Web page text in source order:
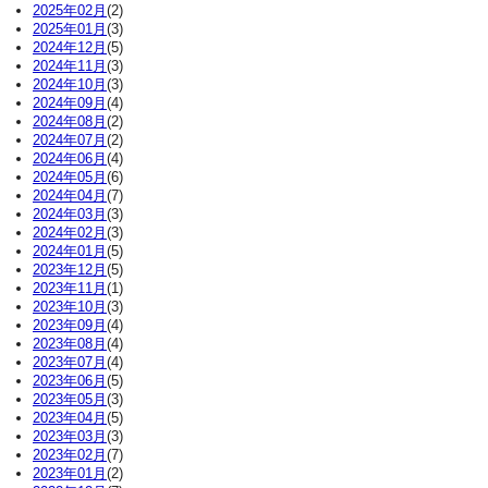
2025年02月 (2)
2025年01月 (3)
2024年12月 (5)
2024年11月 (3)
2024年10月 (3)
2024年09月 (4)
2024年08月 (2)
2024年07月 (2)
2024年06月 (4)
2024年05月 (6)
2024年04月 (7)
2024年03月 (3)
2024年02月 (3)
2024年01月 (5)
2023年12月 (5)
2023年11月 (1)
2023年10月 (3)
2023年09月 (4)
2023年08月 (4)
2023年07月 (4)
2023年06月 (5)
2023年05月 (3)
2023年04月 (5)
2023年03月 (3)
2023年02月 (7)
2023年01月 (2)